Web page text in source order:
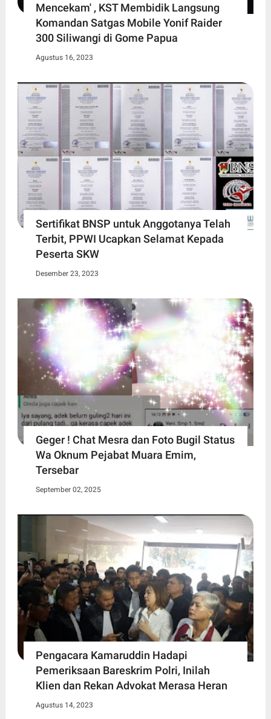
Mencekam' , KST Membidik Langsung
Komandan Satgas Mobile Yonif Raider
300 Siliwangi di Gome Papua
Agustus 16, 2023
Sertifikat BNSP untuk Anggotanya Telah
Terbit, PPWI Ucapkan Selamat Kepada
Peserta SKW
Desember 23, 2023
Geger ! Chat Mesra dan Foto Bugil Status
Wa Oknum Pejabat Muara Emim,
Tersebar
September 02, 2025
Pengacara Kamaruddin Hadapi
Pemeriksaan Bareskrim Polri, Inilah
Klien dan Rekan Advokat Merasa Heran
Agustus 14, 2023